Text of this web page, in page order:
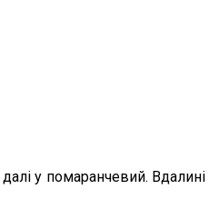
у помаранчевий. Вдалині